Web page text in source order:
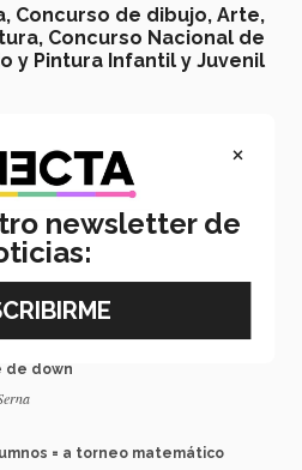
Concurso de dibujo, Arte,
Concurso Nacional de
y Pintura Infantil y Juvenil
Sonorense gana en
Sonora Norte
de down
= a torneo matemático
×
newsletter de